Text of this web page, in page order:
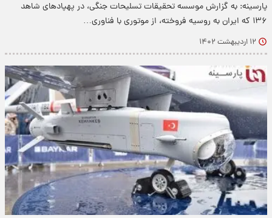
پارسینه: به گزارش موسسه تحقیقات تسلیحات جنگی، در پهپادهای شاهد
۱۳۶ که ایران به روسیه فروخته، از موتوری با فناوری…
۱۲ اردیبهشت ۱۴۰۲